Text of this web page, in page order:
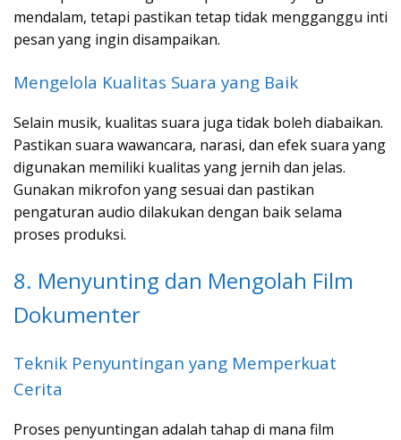
mendalam, tetapi pastikan tetap tidak mengganggu inti
pesan yang ingin disampaikan.
Mengelola Kualitas Suara yang Baik
Selain musik, kualitas suara juga tidak boleh diabaikan.
Pastikan suara wawancara, narasi, dan efek suara yang
digunakan memiliki kualitas yang jernih dan jelas.
Gunakan mikrofon yang sesuai dan pastikan
pengaturan audio dilakukan dengan baik selama
proses produksi.
8. Menyunting dan Mengolah Film
Dokumenter
Teknik Penyuntingan yang Memperkuat
Cerita
Proses penyuntingan adalah tahap di mana film